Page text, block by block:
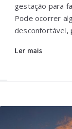
gestação para
Pode ocorrer
desconfortável,
Ler mais